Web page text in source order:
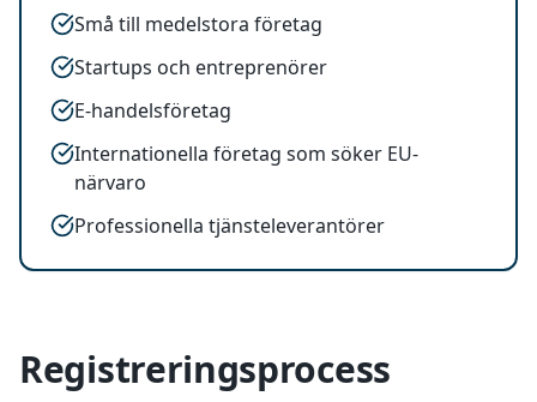
Små till medelstora företag
Startups och entreprenörer
E-handelsföretag
Internationella företag som söker EU-
närvaro
Professionella tjänsteleverantörer
Registreringsprocess